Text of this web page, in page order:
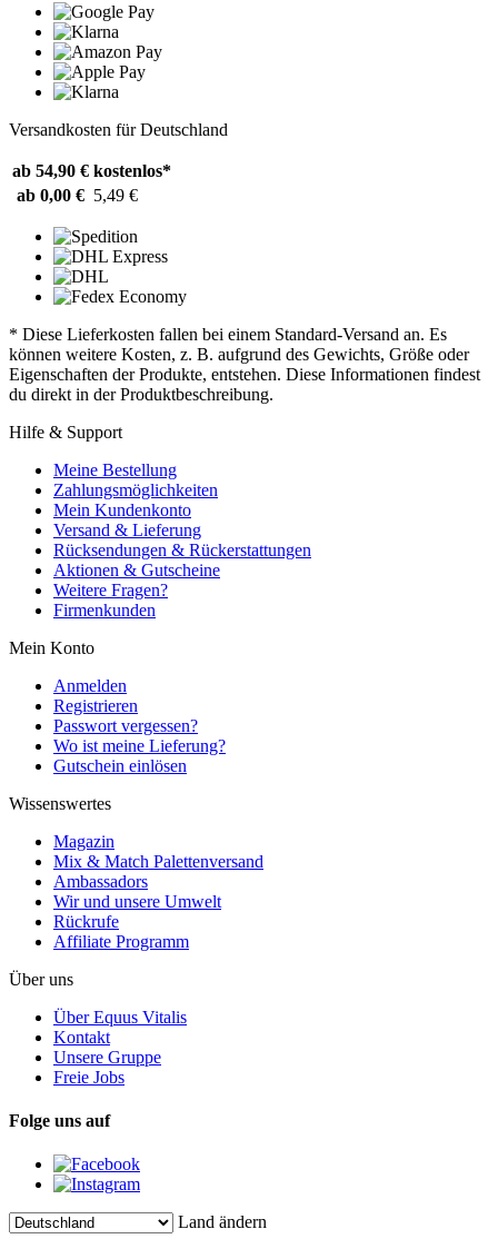
Versandkosten für Deutschland
ab 54,90 € kostenlos*
ab 0,00 € 5,49 €
* Diese Lieferkosten fallen bei einem Standard-Versand an. Es
können weitere Kosten, z. B. aufgrund des Gewichts, Größe oder
Eigenschaften der Produkte, entstehen. Diese Informationen findest
du direkt in der Produktbeschreibung.
Hilfe & Support
Meine Bestellung
Zahlungsmöglichkeiten
Mein Kundenkonto
Versand & Lieferung
Rücksendungen & Rückerstattungen
Aktionen & Gutscheine
Weitere Fragen?
Firmenkunden
Mein Konto
Anmelden
Registrieren
Passwort vergessen?
Wo ist meine Lieferung?
Gutschein einlösen
Wissenswertes
Magazin
Mix & Match Palettenversand
Ambassadors
Wir und unsere Umwelt
Rückrufe
Affiliate Programm
Über uns
Über Equus Vitalis
Kontakt
Unsere Gruppe
Freie Jobs
Folge uns auf
Land ändern